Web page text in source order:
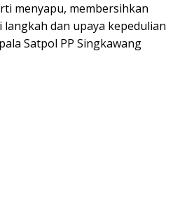
menyapu, membersihkan
dan upaya kepedulian
Satpol PP Singkawang